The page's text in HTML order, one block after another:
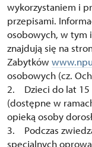
wykorzystaniem i
przepisami.
osobowych, w tym
znajdują się na
Zabytków
osobowych (cz.
2. Dzieci do lat 15
(dostępne w
opieką osoby
3. Podczas
specjalnych